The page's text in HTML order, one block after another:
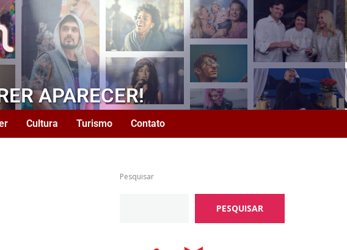
APARECER!
Cultura Turismo Contato
Pesquisar
PESQUISAR